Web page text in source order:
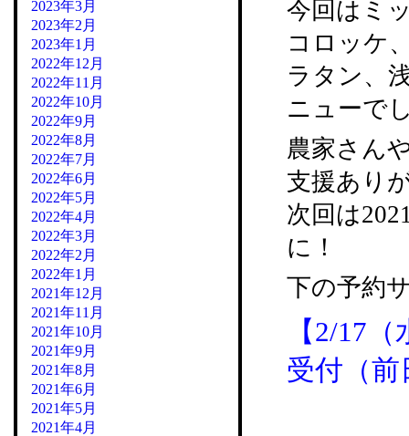
今回はミ
コロッケ
ラタン、
ニューで
農家さん
支援あり
次回は
に！
下の予約
【2/17
受付（前
2023年3月
2023年2月
2023年1月
2022年12月
2022年11月
2022年10月
2022年9月
2022年8月
2022年7月
2022年6月
2022年5月
2022年4月
2022年3月
2022年2月
2022年1月
2021年12月
2021年11月
2021年10月
2021年9月
2021年8月
2021年6月
2021年5月
2021年4月